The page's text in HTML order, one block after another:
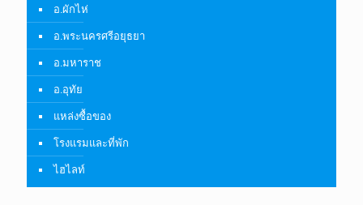
อ.ผักไห่
อ.พระนครศรีอยุธยา
อ.มหาราช
อ.อุทัย
แหล่งซื้อของ
โรงแรมและที่พัก
ไฮไลท์